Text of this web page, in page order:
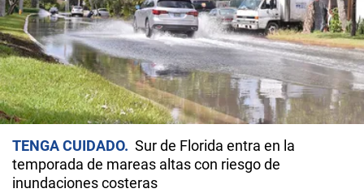
TENGA CUIDADO
Sur de Florida entra en la
temporada de mareas altas con riesgo de
inundaciones costeras